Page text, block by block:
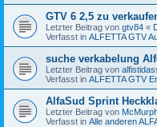
GTV 6 2,5 zu
Letzter Beitrag von gtv84 «
Verfasst in ALFETTA GTV
suche verkabelung
Letzter Beitrag von
Verfasst in ALFETTA GTV
AlfaSud Sprint
Letzter Beitrag von
Verfasst in Alle anderen